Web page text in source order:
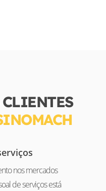
CLIENTES
nos mercados
de serviços está